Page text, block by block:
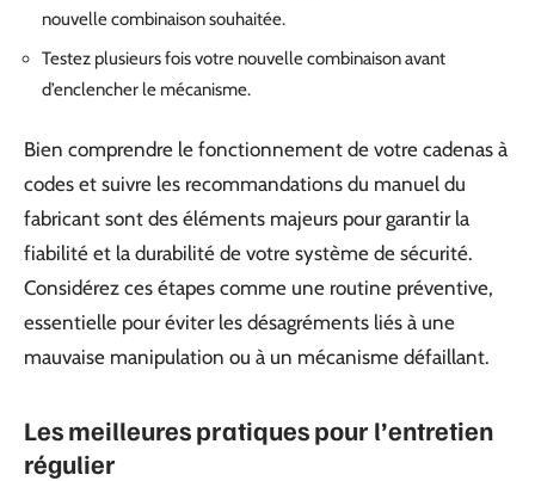
nouvelle combinaison souhaitée.
Testez plusieurs fois votre nouvelle combinaison avant
d’enclencher le mécanisme.
Bien comprendre le fonctionnement de votre cadenas à
codes et suivre les recommandations du manuel du
fabricant sont des éléments majeurs pour garantir la
fiabilité et la durabilité de votre système de sécurité.
Considérez ces étapes comme une routine préventive,
essentielle pour éviter les désagréments liés à une
mauvaise manipulation ou à un mécanisme défaillant.
Les meilleures pratiques pour l’entretien
régulier